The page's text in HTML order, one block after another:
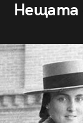
Нещата